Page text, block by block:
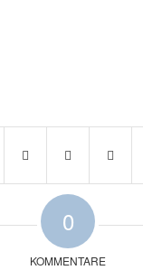
0
KOMMENTARE